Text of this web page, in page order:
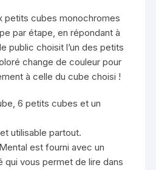
petits cubes monochromes
par étape, en répondant à
public choisit l’un des petits
change de couleur pour
à celle du cube choisi !
6 petits cubes et un
utilisable partout.
est fourni avec un
qui vous permet de lire dans